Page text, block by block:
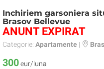
Inchiriem garsoniera
Brasov Bellevue
ANUNT EXPIRAT
Categorie: Apartamente |
300eur/luna